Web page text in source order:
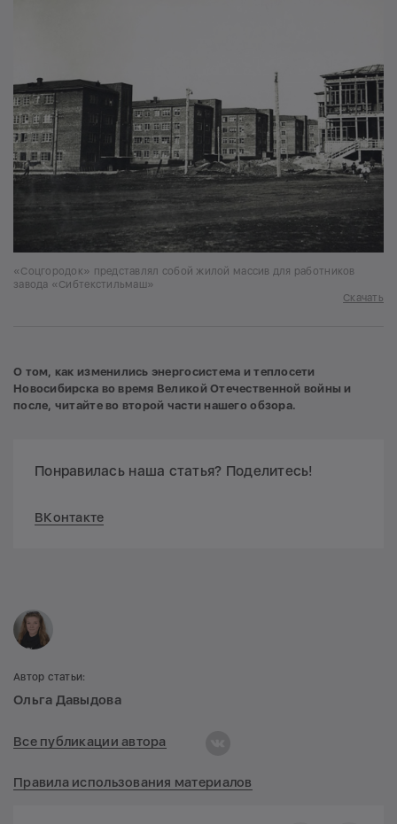
«Соцгородок» представлял собой жилой массив для работников
завода «Сибтекстильмаш»
Скачать
О том, как изменились энергосистема и теплосети
Новосибирска во время Великой Отечественной войны и
после, читайте во второй части нашего обзора.
Понравилась наша статья? Поделитесь!
ВКонтакте
Автор статьи:
Ольга Давыдова
Все публикации автора
Правила использования материалов